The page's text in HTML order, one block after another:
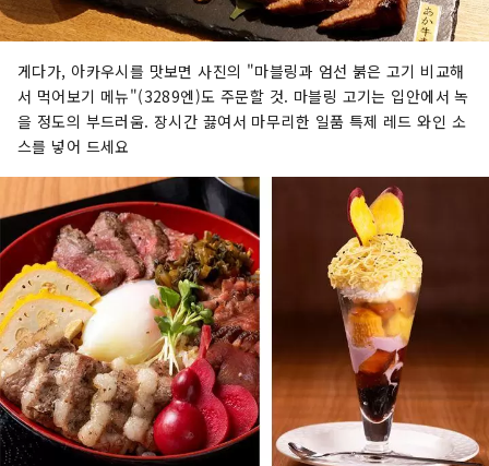
게다가, 아카우시를 맛보면 사진의 "마블링과 엄선 붉은 고기 비교해
서 먹어보기 메뉴"(3289엔)도 주문할 것. 마블링 고기는 입안에서 녹
을 정도의 부드러움. 장시간 끓여서 마무리한 일품 특제 레드 와인 소
스를 넣어 드세요